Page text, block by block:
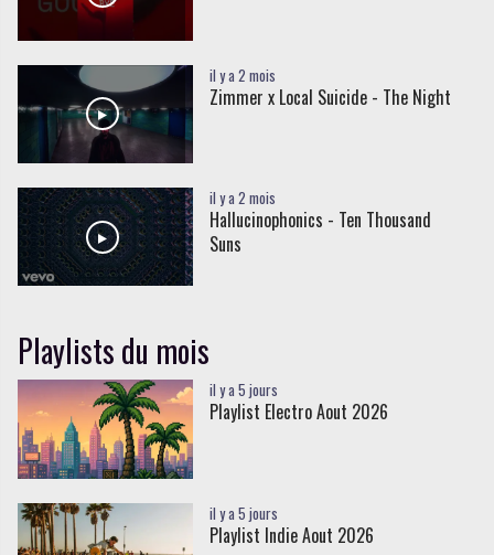
il y a 2 mois
Zimmer x Local Suicide - The Night
il y a 2 mois
Hallucinophonics - Ten Thousand
Suns
Playlists du mois
il y a 5 jours
Playlist Electro Aout 2026
il y a 5 jours
Playlist Indie Aout 2026